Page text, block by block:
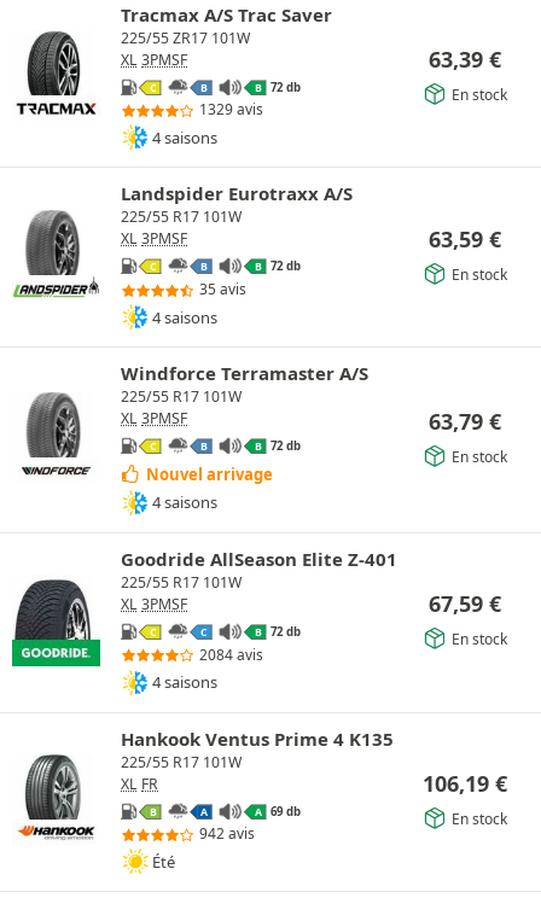
Tracmax A/S Trac Saver
225/55 ZR17 101W
XL 3PMSF
C B B 72 db
1329 avis
4 saisons
63,39 €
En stock
Landspider Eurotraxx A/S
225/55 R17 101W
XL 3PMSF
C B B 72 db
35 avis
4 saisons
63,59 €
En stock
Windforce Terramaster A/S
225/55 R17 101W
XL 3PMSF
C B B 72 db
Nouvel arrivage
4 saisons
63,79 €
En stock
Goodride AllSeason Elite Z-401
225/55 R17 101W
XL 3PMSF
C C B 72 db
2084 avis
4 saisons
67,59 €
En stock
Hankook Ventus Prime 4 K135
225/55 R17 101W
XL FR
B A A 69 db
942 avis
Été
106,19 €
En stock